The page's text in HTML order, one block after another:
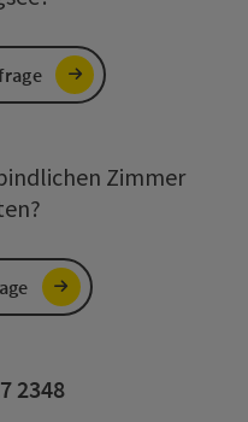
Zimmer
2348